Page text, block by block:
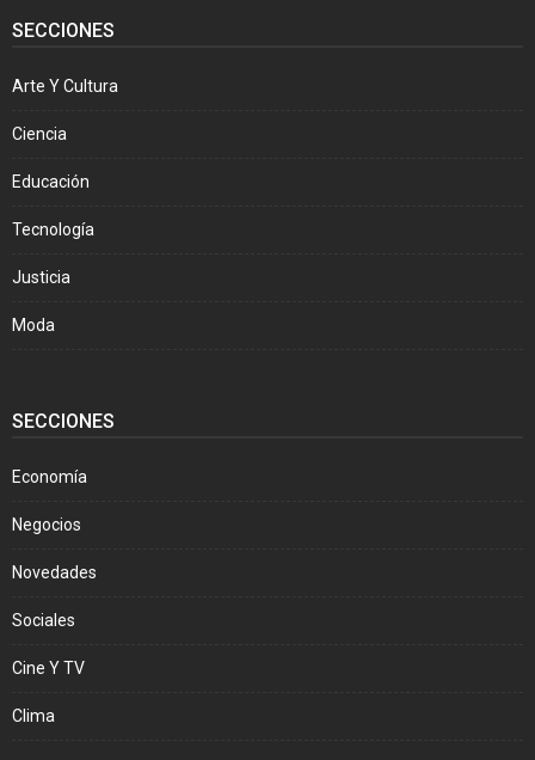
SECCIONES
Arte Y Cultura
Ciencia
Educación
Tecnología
Justicia
Moda
SECCIONES
Economía
Negocios
Novedades
Sociales
Cine Y TV
Clima